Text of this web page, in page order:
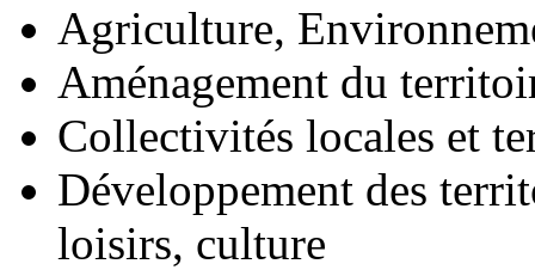
Agriculture,
Aménagement du
Collectivités locales et
Développement des
loisirs, culture